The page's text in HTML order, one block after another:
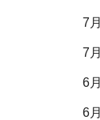
7月
7月
6月
6月